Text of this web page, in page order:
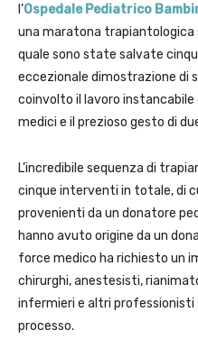
l’Ospedale Pediatrico
una maratona trapiantologica
quale sono state salvate
eccezionale dimostrazione di
coinvolto il lavoro
medici e il prezioso gesto di
L’incredibile sequenza di
cinque interventi in totale, di
provenienti da un donatore
hanno avuto origine da un
force medico ha richiesto un
chirurghi, anestesisti,
infermieri e altri professionisti
processo.